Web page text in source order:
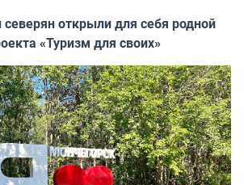
открыли для себя родной
«Туризм для своих»